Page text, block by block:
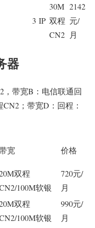
3 IP
30M
双程
CN2
2142
元/
月
器
，带宽B：电信联通回
；带宽D：回程：
宽 价格
双程
100M软银
720元/
月
双程
100M软银
990元/
月